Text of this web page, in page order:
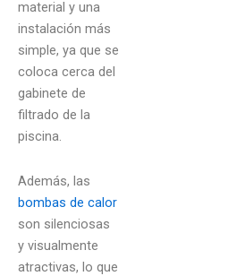
material y una
instalación más
simple, ya que se
coloca cerca del
gabinete de
filtrado de la
piscina.
Además, las
bombas de calor
son silenciosas
y visualmente
atractivas, lo que